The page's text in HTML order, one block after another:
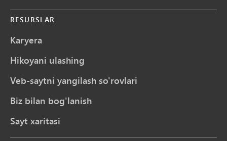
RESURSLAR
Karyera
Hikoyani ulashing
Veb-saytni yangilash so'rovlari
Biz bilan bog'lanish
Sayt xaritasi